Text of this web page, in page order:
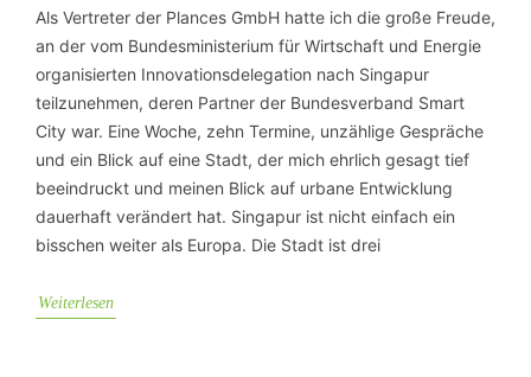
Als Vertreter der Plances GmbH hatte ich die große Freude,
an der vom Bundesministerium für Wirtschaft und Energie
organisierten Innovationsdelegation nach Singapur
teilzunehmen, deren Partner der Bundesverband Smart
City war. Eine Woche, zehn Termine, unzählige Gespräche
und ein Blick auf eine Stadt, der mich ehrlich gesagt tief
beeindruckt und meinen Blick auf urbane Entwicklung
dauerhaft verändert hat. Singapur ist nicht einfach ein
bisschen weiter als Europa. Die Stadt ist drei
Weiterlesen